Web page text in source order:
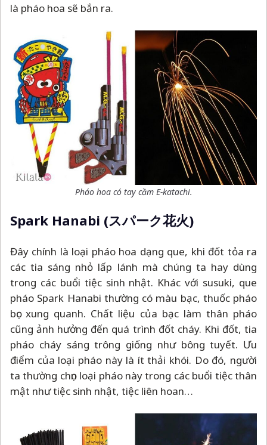
là pháo hoa sẽ bắn ra.
Pháo hoa có tay cầm E-katachi.
Spark Hanabi (スパーク花火)
Đây chính là loại pháo hoa dạng que, khi đốt tỏa ra
các tia sáng nhỏ lấp lánh mà chúng ta hay dùng
trong các buổi tiệc sinh nhật. Khác với susuki, que
pháo Spark Hanabi thường có màu bạc, thuốc pháo
bọc xung quanh. Chất liệu của bạc làm thân pháo
cũng ảnh hưởng đến quá trình đốt cháy. Khi đốt, tia
pháo cháy sáng trông giống như bông tuyết. Ưu
điểm của loại pháo này là ít thải khói. Do đó, người
ta thường chọn loại pháo này trong các buổi tiệc thân
mật như tiệc sinh nhật, tiệc liên hoan…